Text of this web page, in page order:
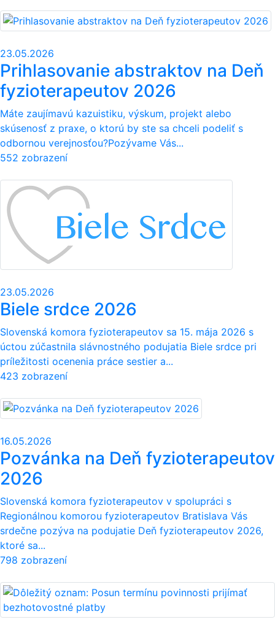
23.05.2026
Prihlasovanie abstraktov na Deň
fyzioterapeutov 2026
Máte zaujímavú kazuistiku, výskum, projekt alebo
skúsenosť z praxe, o ktorú by ste sa chceli podeliť s
odbornou verejnosťou?Pozývame Vás...
552 zobrazení
23.05.2026
Biele srdce 2026
Slovenská komora fyzioterapeutov sa 15. mája 2026 s
úctou zúčastnila slávnostného podujatia Biele srdce pri
príležitosti ocenenia práce sestier a...
423 zobrazení
16.05.2026
Pozvánka na Deň fyzioterapeutov
2026
Slovenská komora fyzioterapeutov v spolupráci s
Regionálnou komorou fyzioterapeutov Bratislava Vás
srdečne pozýva na podujatie Deň fyzioterapeutov 2026,
ktoré sa...
798 zobrazení